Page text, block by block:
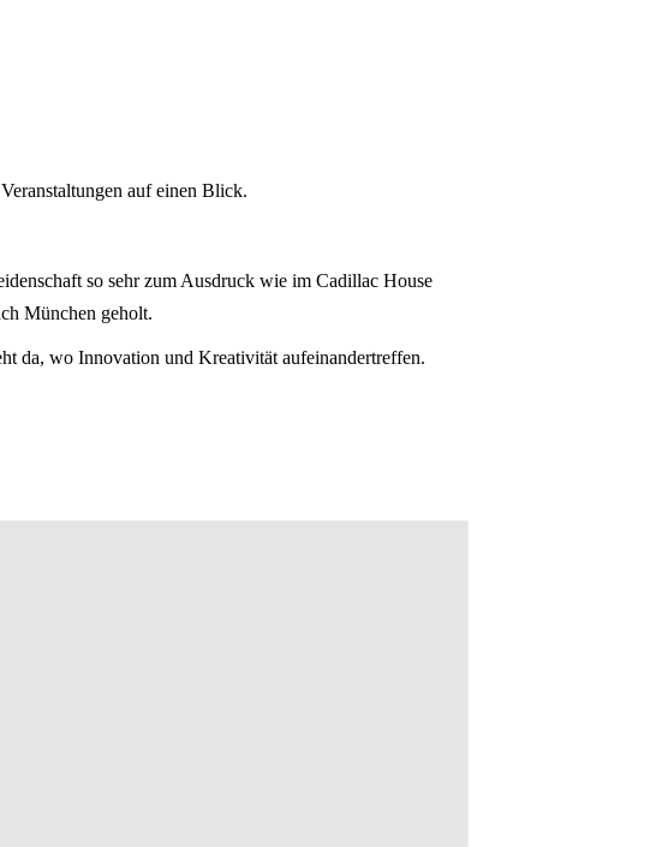
auf einen Blick.
so sehr zum Ausdruck wie im Cadillac House
München geholt.
da, wo Innovation und Kreativität aufeinandertreffen.